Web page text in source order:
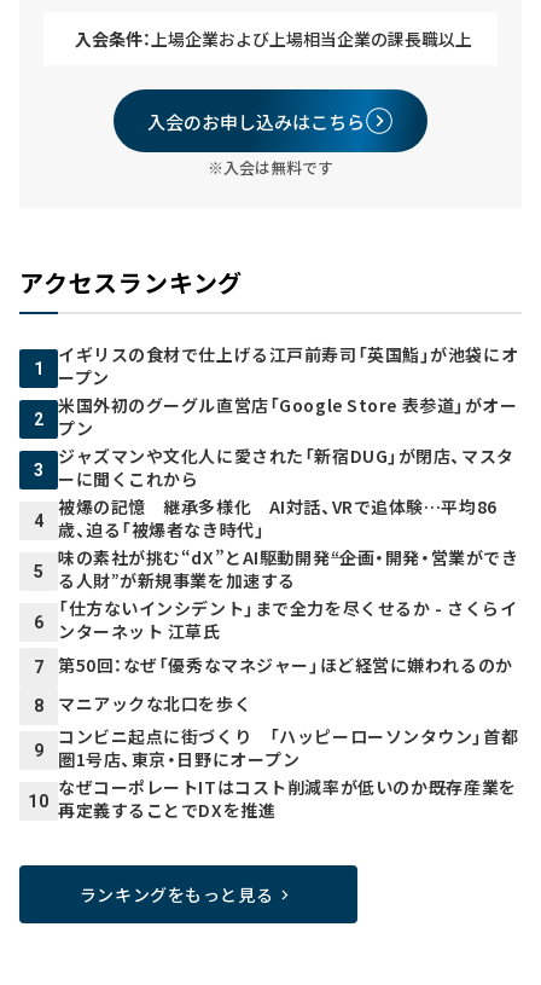
入会条件：上場企業および上場相当企業の課長職以上
入会のお申し込みはこちら
※入会は無料です
アクセスランキング
1
イギリスの食材で仕上げる江戸前寿司「英国鮨」が池袋にオ
ープン
2
米国外初のグーグル直営店「Google Store 表参道」がオー
プン
3
ジャズマンや文化人に愛された「新宿DUG」が閉店、マスタ
ーに聞くこれから
4
被爆の記憶 継承多様化 AI対話、VRで追体験…平均86
歳、迫る「被爆者なき時代」
5
味の素社が挑む“dX”とAI駆動開発――“企画・開発・営業ができ
る人財”が新規事業を加速する
6
「仕方ないインシデント」まで全力を尽くせるか - さくらイ
ンターネット 江草氏
7 第50回：なぜ「優秀なマネジャー」ほど経営に嫌われるのか
8 マニアックな北口を歩く
9
コンビニ起点に街づくり 「ハッピーローソンタウン」首都
圏1号店、東京・日野にオープン
10
なぜコーポレートITはコスト削減率が低いのか――既存産業を
再定義することでDXを推進
ランキングをもっと見る